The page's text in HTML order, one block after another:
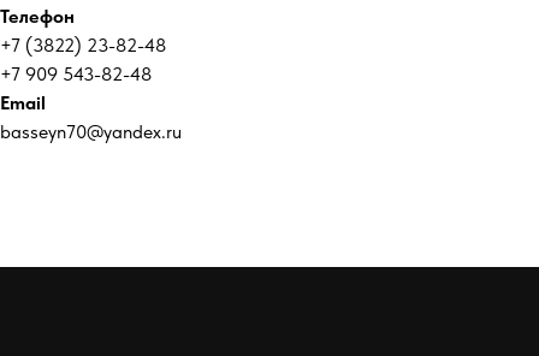
Телефон
+7 (3822) 23-82-48
+7 909 543-82-48
Email
basseyn70@yandex.ru